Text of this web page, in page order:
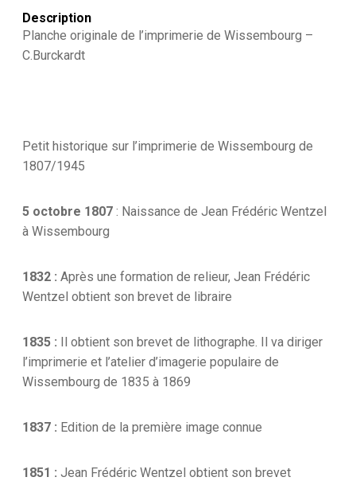
Populaire
Description
Planche originale de l’imprimerie de Wissembourg –
C.Burckardt
Petit historique sur l’imprimerie de Wissembourg de
1807/1945
5 octobre 1807 : Naissance de Jean Frédéric Wentzel
à Wissembourg
1832 : Après une formation de relieur, Jean Frédéric
Wentzel obtient son brevet de libraire
1835 : Il obtient son brevet de lithographe. Il va diriger
l’imprimerie et l’atelier d’imagerie populaire de
Wissembourg de 1835 à 1869
1837 : Edition de la première image connue
1851 : Jean Frédéric Wentzel obtient son brevet